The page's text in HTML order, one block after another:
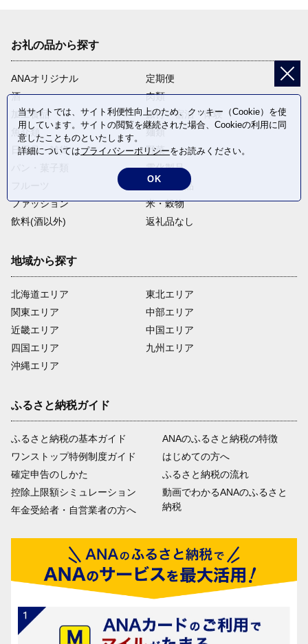
お礼の品から探す
ANAオリジナル
定期便
酒
肉類
加工食品
旅行・宿泊・体験
魚介類
麺類
日用品・雑貨
野菜
電化製品
卵・乳製品
ファッション
米・穀物
飲料(酒以外)
返礼品なし
地域から探す
北海道エリア
関東エリア
近畿エリア
四国エリア
沖縄エリア
東北エリア
中部エリア
中国エリア
九州エリア
ふるさと納税ガイド
ふるさと納税の基本ガイド
ワンストップ特例制度ガイド
確定申告のしかた
控除上限額シミュレーション
年金受給者・自営業者の方へ
ANAのふるさと納税の特徴
はじめての方へ
ふるさと納税の流れ
動画でわかるANAのふるさと
納税
当サイトでは、サイト利便性向上のため、クッキー（Cookie）を使
用しています。サイトの閲覧を継続された場合、Cookieの利用に同
意したことものといたします。
詳細についてはプライバシーポリシーをお読みください。
OK